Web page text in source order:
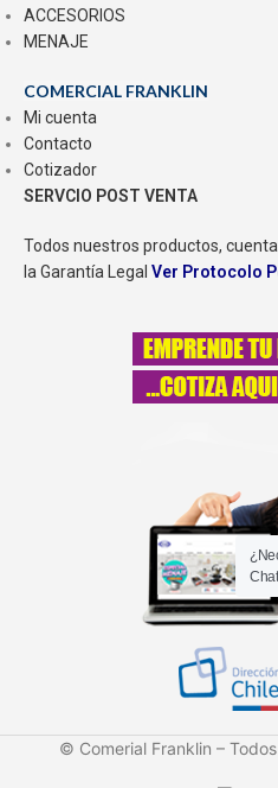
ACCESORIOS
MENAJE
COMERCIAL FRANKLIN
Mi cuenta
Contacto
Cotizador
SERVCIO POST VENTA
Todos nuestros productos,
la Garantía Legal Ver Protocolo
© Comerial Franklin –